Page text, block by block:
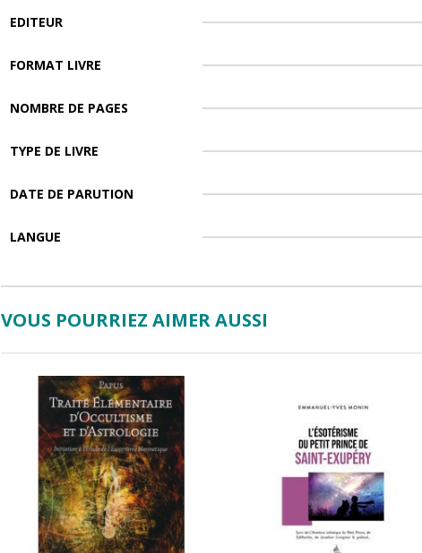
EDITEUR
FORMAT LIVRE
NOMBRE DE PAGES
TYPE DE LIVRE
DATE DE PARUTION
LANGUE
VOUS POURRIEZ AIMER AUSSI